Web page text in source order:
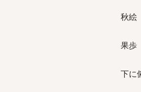
秋絵
果歩
下に